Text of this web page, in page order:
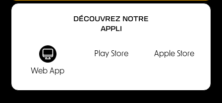
DÉCOUVREZ NOTRE
APPLI
Web App
Play Store Apple Store